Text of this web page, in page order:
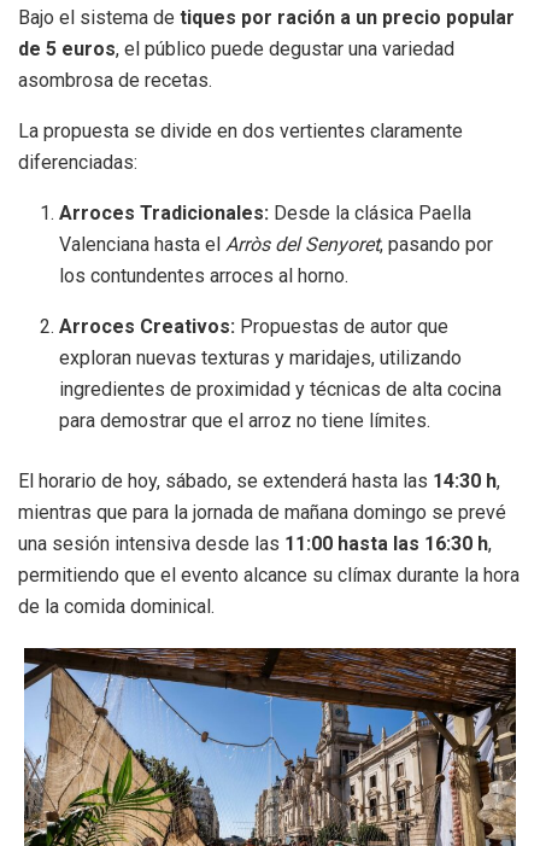
Bajo el sistema de tiques por ración a un precio popular
de 5 euros, el público puede degustar una variedad
asombrosa de recetas.
La propuesta se divide en dos vertientes claramente
diferenciadas:
Arroces Tradicionales: Desde la clásica Paella
Valenciana hasta elArròs del Senyoret, pasando por
los contundentes arroces al horno.
Arroces Creativos: Propuestas de autor que
exploran nuevas texturas y maridajes, utilizando
ingredientes de proximidad y técnicas de alta cocina
para demostrar que el arroz no tiene límites.
El horario de hoy, sábado, se extenderá hasta las 14:30 h,
mientras que para la jornada de mañana domingo se prevé
una sesión intensiva desde las 11:00 hasta las 16:30 h,
permitiendo que el evento alcance su clímax durante la hora
de la comida dominical.